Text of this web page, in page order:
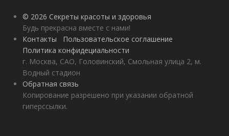
© 2026 Секреты красоты и здоровья
Будь прекрасна вместе с нами!
Контакты
Пользовательское соглашение
Политика конфидециальности
г. Москва, САО, Головинский, Смольная улица 2, м.
Водный стадион
Обратная связь
Копирование разрешено при указании обратной
гиперссылки.